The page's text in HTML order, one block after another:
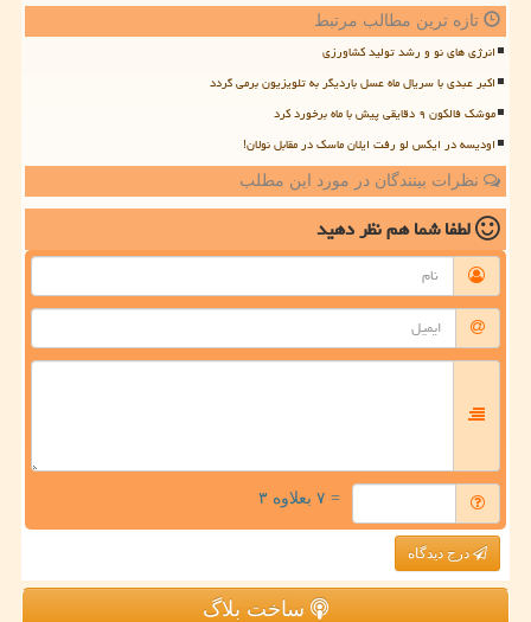
تازه ترین مطالب مرتبط
انرژی های نو و رشد تولید کشاورزی
اکبر عبدی با سریال ماه عسل باردیگر به تلویزیون برمی گردد
موشک فالکون ۹ دقایقی پیش با ماه برخورد کرد
اودیسه در ایکس لو رفت ایلان ماسک در مقابل نولان!
نظرات بینندگان در مورد این مطلب
لطفا شما همنظر دهید
= ۷ بعلاوه ۳
درج دیدگاه
ساخت بلاگ